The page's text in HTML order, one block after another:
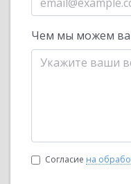
Чем мы можем
Согласие на